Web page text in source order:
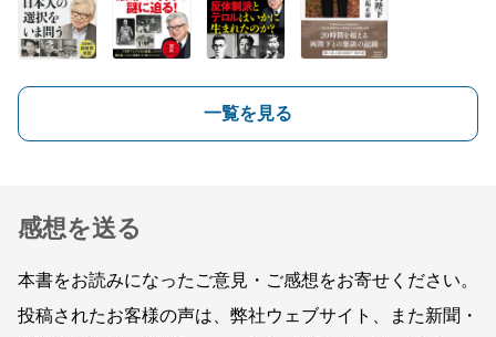
一覧を見る
感想を送る
本書をお読みになったご意見・ご感想をお寄せください。
投稿されたお客様の声は、弊社ウェブサイト、また新聞・